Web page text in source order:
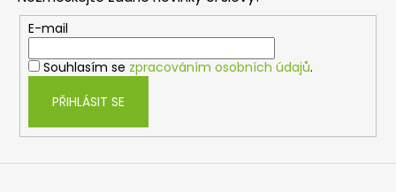
c
í
p
r
y
E-mail
Souhlasím se zpracováním osobních údajů.
PŘIHLÁSIT SE